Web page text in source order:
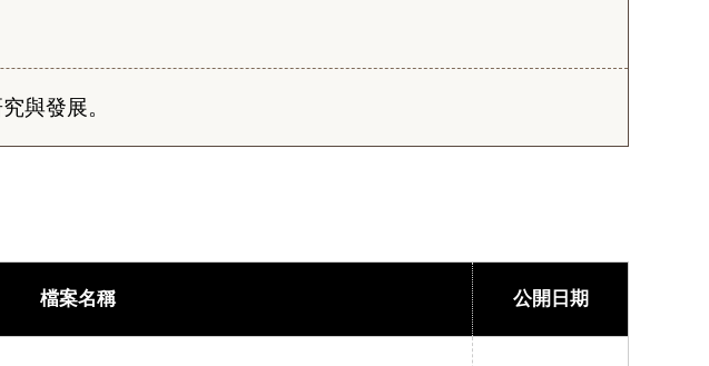
與發展。
檔案名稱 公開日期